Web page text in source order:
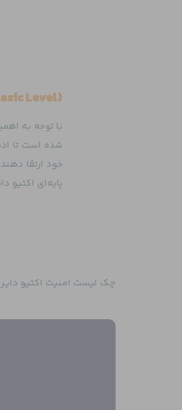
Level)
با توجه به
شده است تا
پایه‌ای اکتیو
چک لیست امنیت اکتیو